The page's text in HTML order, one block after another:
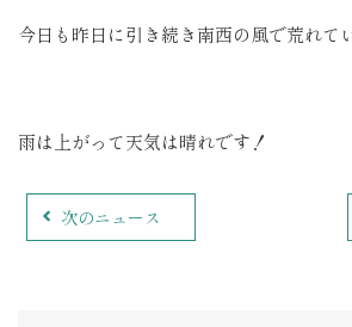
今日も昨日に引き続き南西の風で荒れて
雨は上がって天気は晴れです！
次のニュース